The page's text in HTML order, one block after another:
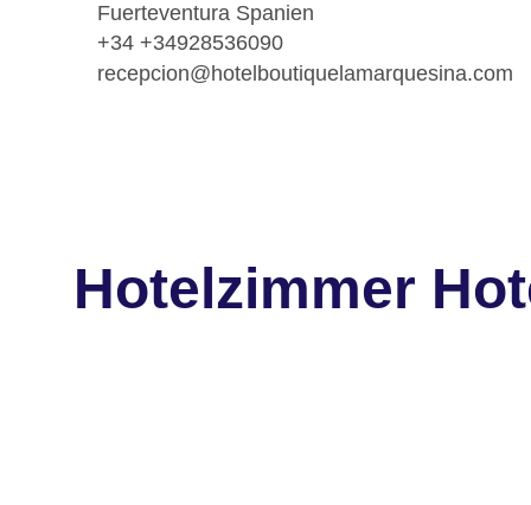
Fuerteventura Spanien
+34 +34928536090
recepcion@hotelboutiquelamarquesina.com
Hotelzimmer